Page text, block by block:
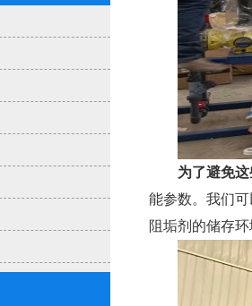
为了避免
能参数。我们
阻垢剂的储存